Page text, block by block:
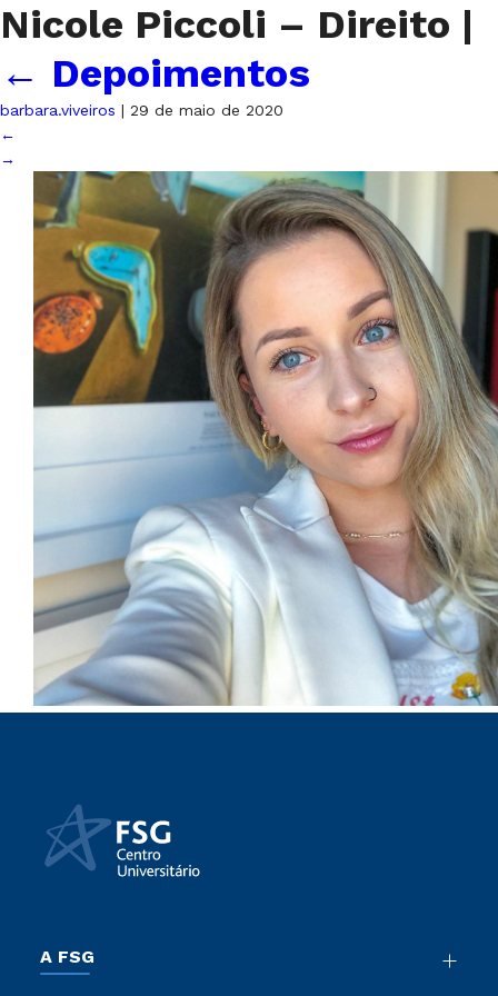
Nicole Piccoli – Direito |
← Depoimentos
barbara.viveiros | 29 de maio de 2020
←
→
A FSG